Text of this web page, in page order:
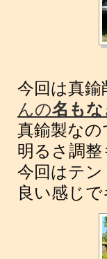
今回は真鍮
んの名も
真鍮製な
明るさ調
今回はテ
良い感じ